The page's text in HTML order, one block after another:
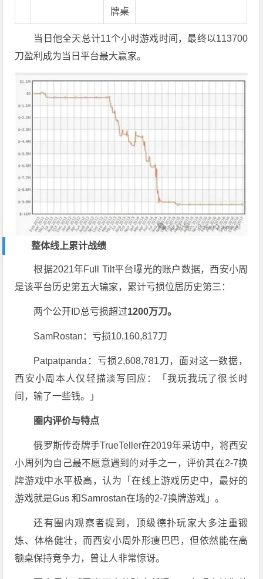
牌桌
当日他全天总计11个小时游戏时间，最终以113700
刀盈利成为当日平台最大赢家。
整体线上累计战绩
根据2021年Full Tilt平台曝光的账户数据，西安小周
是该平台历史第五大输家，累计亏损位居历史第三：
两个公开ID总亏损超过1200万刀。
SamRostan：亏损10,160,817刀
Patpatpanda：亏损2,608,781刀，面对这一数据，
西安小周本人仅轻描淡写回应：「我玩我玩了很长时
间，输了一些钱。」
圈内评价与特点
俄罗斯传奇牌手TrueTeller在2019年采访中，将西安
小周列为自己最不愿意遇到的对手之一，评价其在2-7换
牌游戏中水平极高，认为「在线上游戏历史中，最好的
游戏就是Gus 和Samrostan在场的2-7换牌游戏」。
还有圈内观察者提到，顶级德扑玩家大多注重锻
炼、体格健壮，而西安小周外形瘦巴巴，但依然能在高
额桌保持竞争力，曾让人非常惊讶。